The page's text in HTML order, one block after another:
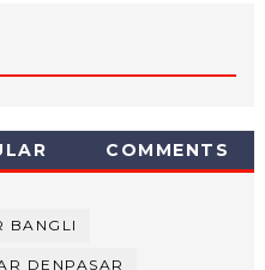
COMMENTS
BANGLI
DENPASAR